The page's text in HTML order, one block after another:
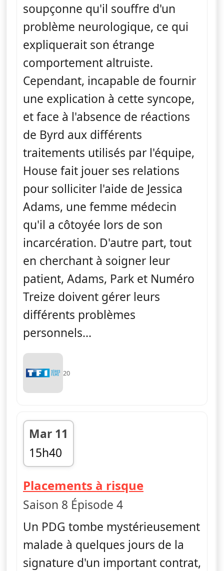
soupçonne qu'il souffre d'un
problème neurologique, ce qui
expliquerait son étrange
comportement altruiste.
Cependant, incapable de fournir
une explication à cette syncope,
et face à l'absence de réactions
de Byrd aux différents
traitements utilisés par l'équipe,
House fait jouer ses relations
pour solliciter l'aide de Jessica
Adams, une femme médecin
qu'il a côtoyée lors de son
incarcération. D'autre part, tout
en cherchant à soigner leur
patient, Adams, Park et Numéro
Treize doivent gérer leurs
différents problèmes
personnels...
20
Mar 11
15h40
fin 16h30
Placements à risque— Dr House
Saison 8 Épisode 4
Un PDG tombe mystérieusement
malade à quelques jours de la
signature d'un important contrat,